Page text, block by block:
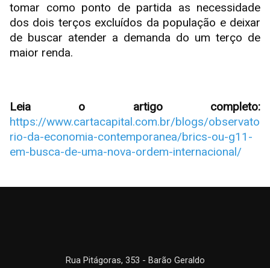
tomar como ponto de partida as necessidade
dos dois terços excluídos da população e deixar
de buscar atender a demanda do um terço de
maior renda.
Leia o artigo completo:
https://www.cartacapital.com.br/blogs/observato
rio-da-economia-contemporanea/brics-ou-g11-
em-busca-de-uma-nova-ordem-internacional/
Rua Pitágoras, 353 - Barão Geraldo